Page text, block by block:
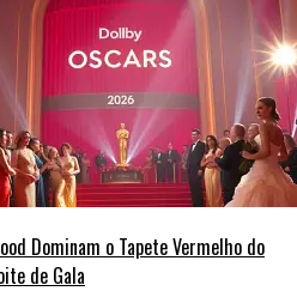
Dominam o Tapete Vermelho do
de Gala